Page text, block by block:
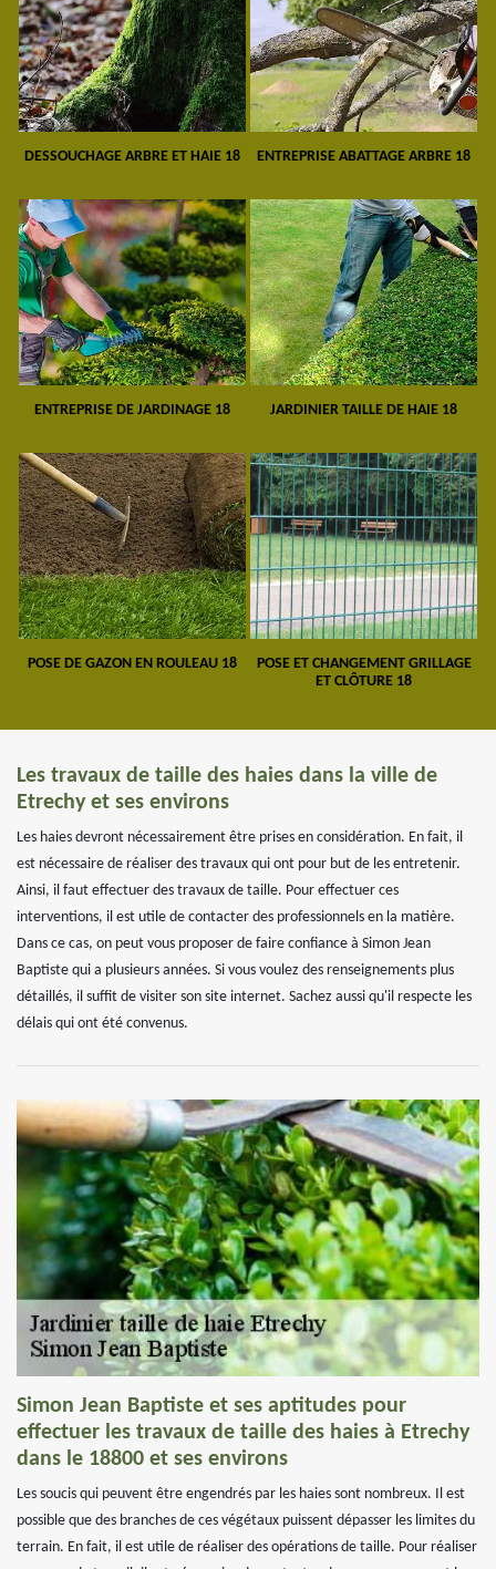
DESSOUCHAGE ARBRE ET HAIE 18 ENTREPRISE ABATTAGE ARBRE 18
ENTREPRISE DE JARDINAGE 18 JARDINIER TAILLE DE HAIE 18
POSE DE GAZON EN ROULEAU 18
POSE ET CHANGEMENT GRILLAGE
ET CLÔTURE 18
Les travaux de taille des haies dans la ville de
Etrechy et ses environs
Les haies devront nécessairement être prises en considération. En fait, il
est nécessaire de réaliser des travaux qui ont pour but de les entretenir.
Ainsi, il faut effectuer des travaux de taille. Pour effectuer ces
interventions, il est utile de contacter des professionnels en la matière.
Dans ce cas, on peut vous proposer de faire confiance à Simon Jean
Baptiste qui a plusieurs années. Si vous voulez des renseignements plus
détaillés, il suffit de visiter son site internet. Sachez aussi qu'il respecte les
délais qui ont été convenus.
Simon Jean Baptiste et ses aptitudes pour
effectuer les travaux de taille des haies à Etrechy
dans le 18800 et ses environs
Les soucis qui peuvent être engendrés par les haies sont nombreux. Il est
possible que des branches de ces végétaux puissent dépasser les limites du
terrain. En fait, il est utile de réaliser des opérations de taille. Pour réaliser